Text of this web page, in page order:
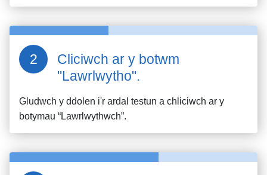
Cliciwch ar y botwm
"Lawrlwytho".
Gludwch y ddolen i'r ardal testun a chliciwch ar y
botymau “Lawrlwythwch”.